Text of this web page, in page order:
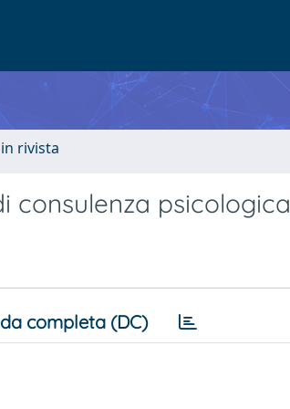
rivista
consulenza psicologica
completa (DC)